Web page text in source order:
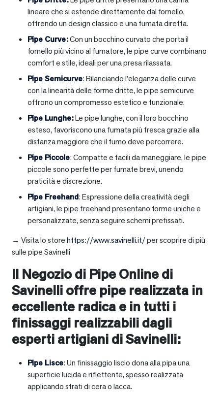
lineare che si estende direttamente dal fornello,
offrendo un design classico e una fumata diretta.
Pipe Curve:Con un bocchino curvato che porta il
fornello più vicino al fumatore, le pipe curve combinano
comfort e stile, ideali per una presa rilassata.
Pipe Semicurve: Bilanciando l’eleganza delle curve
con la linearità delle forme dritte, le pipe semicurve
offrono un compromesso estetico e funzionale.
Pipe Lunghe:Le pipe lunghe, con il loro bocchino
esteso, favoriscono una fumata più fresca grazie alla
distanza maggiore che il fumo deve percorrere.
Pipe Piccole: Compatte e facili da maneggiare, le pipe
piccole sono perfette per fumate brevi, unendo
praticità e discrezione.
Pipe Freehand: Espressione della creatività degli
artigiani, le pipe freehand presentano forme uniche e
personalizzate, senza seguire schemi prefissati.
→ Visita lo storehttps://www.savinelli.it/per scoprire di più
sulle pipe Savinelli
Il Negozio di Pipe Online di
Savinelli offre pipe realizzata in
eccellente radica e in tutti i
finissaggi realizzabili dagli
esperti artigiani di Savinelli:
Pipe Lisce: Un finissaggio liscio dona alla pipa una
superficie lucida e riflettente, spesso realizzata
applicando strati di cera o lacca.